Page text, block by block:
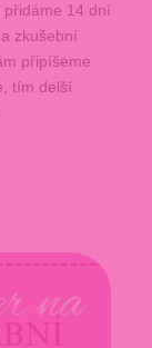
přidáme 14 dní
zkušební
připíšeme
tím delší